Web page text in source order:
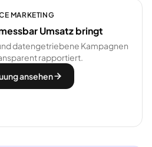
MARKETING
Umsatz bringt
datengetriebene Kampagnen
rapportiert.
ansehen